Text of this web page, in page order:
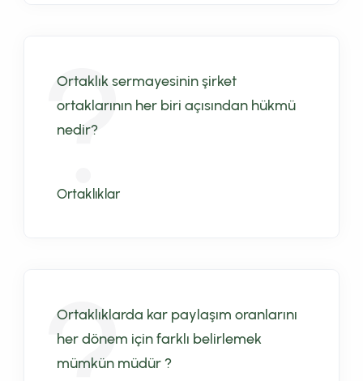
Ortaklık sermayesinin şirket
ortaklarının her biri açısından hükmü
nedir?
Ortaklıklar
Ortaklıklarda kar paylaşım oranlarını
her dönem için farklı belirlemek
mümkün müdür ?